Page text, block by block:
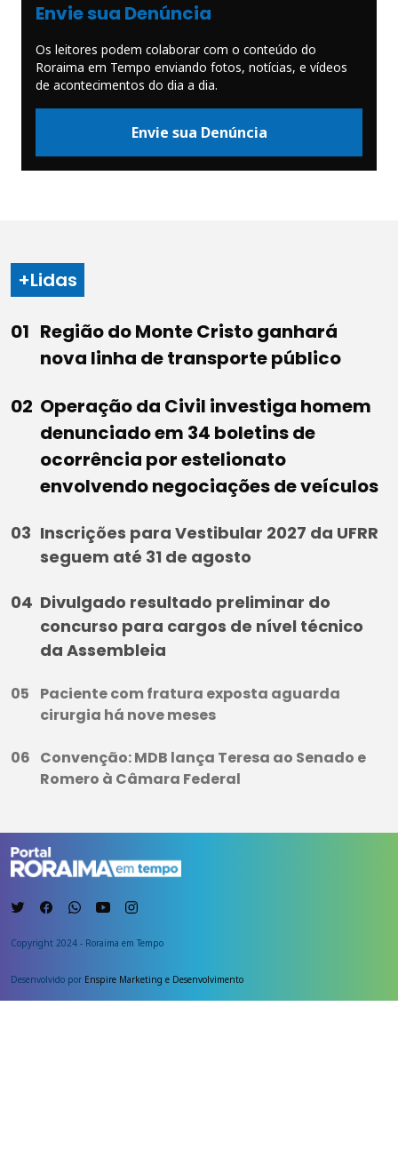
Envie sua Denúncia
Os leitores podem colaborar com o conteúdo do
Roraima em Tempo enviando fotos, notícias, e vídeos
de acontecimentos do dia a dia.
Envie sua Denúncia
+Lidas
Região do Monte Cristo ganhará
nova linha de transporte público
Operação da Civil investiga homem
denunciado em 34 boletins de
ocorrência por estelionato
envolvendo negociações de veículos
Inscrições para Vestibular 2027 da UFRR
seguem até 31 de agosto
Divulgado resultado preliminar do
concurso para cargos de nível técnico
da Assembleia
Paciente com fratura exposta aguarda
cirurgia há nove meses
Convenção: MDB lança Teresa ao Senado e
Romero à Câmara Federal
Copyright 2024 - Roraima em Tempo
Desenvolvido por Enspire Marketing e Desenvolvimento